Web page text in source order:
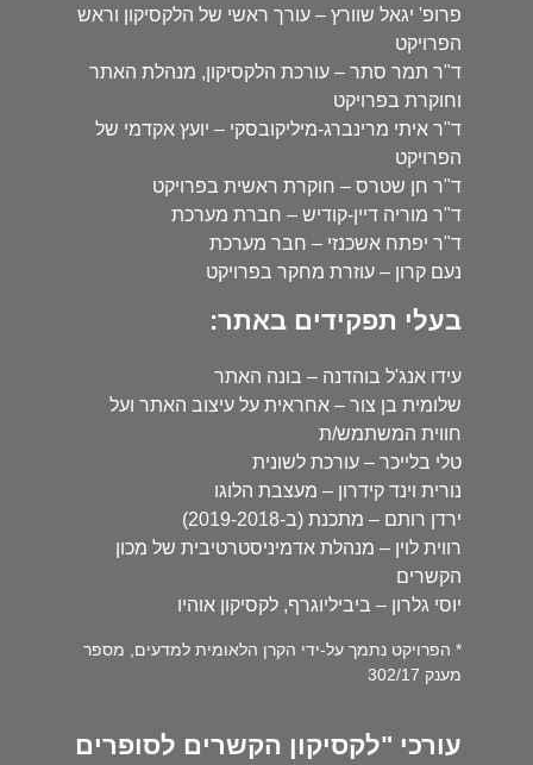
פרופ' יגאל שוורץ – עורך ראשי של הלקסיקון וראש
הפרויקט
ד"ר תמר סתר – עורכת הלקסיקון, מנהלת האתר
וחוקרת בפרויקט
ד"ר איתי מרינברג-מיליקובסקי – יועץ אקדמי של
הפרויקט
ד"ר חן שטרס – חוקרת ראשית בפרויקט
ד"ר מוריה דיין-קודיש – חברת מערכת
ד"ר יפתח אשכנזי – חבר מערכת
נעם קרון – עוזרת מחקר בפרויקט
בעלי תפקידים באתר:
עידו אנג'ל בוהדנה – בונה האתר
שלומית בן צור – אחראית על עיצוב האתר ועל
חווית המשתמש/ת
טלי בלייכר – עורכת לשונית
נורית וינד קידרון – מעצבת הלוגו
ירדן רותם – מתכנת (ב-2019-2018)
רווית לוין – מנהלת אדמיניסטרטיבית של מכון
הקשרים
יוסי גלרון – ביביליוגרף, לקסיקון אוהיו
* הפרויקט נתמך על-ידי הקרן הלאומית למדעים, מספר
מענק 302/17
עורכי "לקסיקון הקשרים לסופרים